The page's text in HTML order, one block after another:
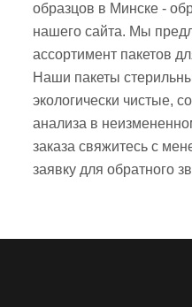
образцов в Минске -
нашего сайта. Мы
ассортимент пакетов
Наши пакеты
экологически чистые,
анализа в
заказа свяжитесь с
заявку для обратного